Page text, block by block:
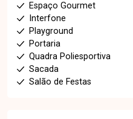
Espaço Gourmet
Interfone
Playground
Portaria
Quadra Poliesportiva
Sacada
Salão de Festas